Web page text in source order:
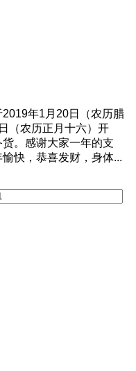
年1月20日（农历腊
（农历正月十六）开
。感谢大家一年的支
快，恭喜发财，身体...